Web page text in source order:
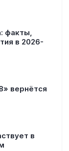
факты,
в 2026-
вернётся
в